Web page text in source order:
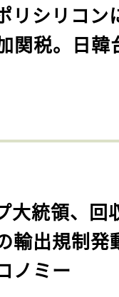
リシリコン
関税。日韓
大統領、回
輸出規制発
ノミー